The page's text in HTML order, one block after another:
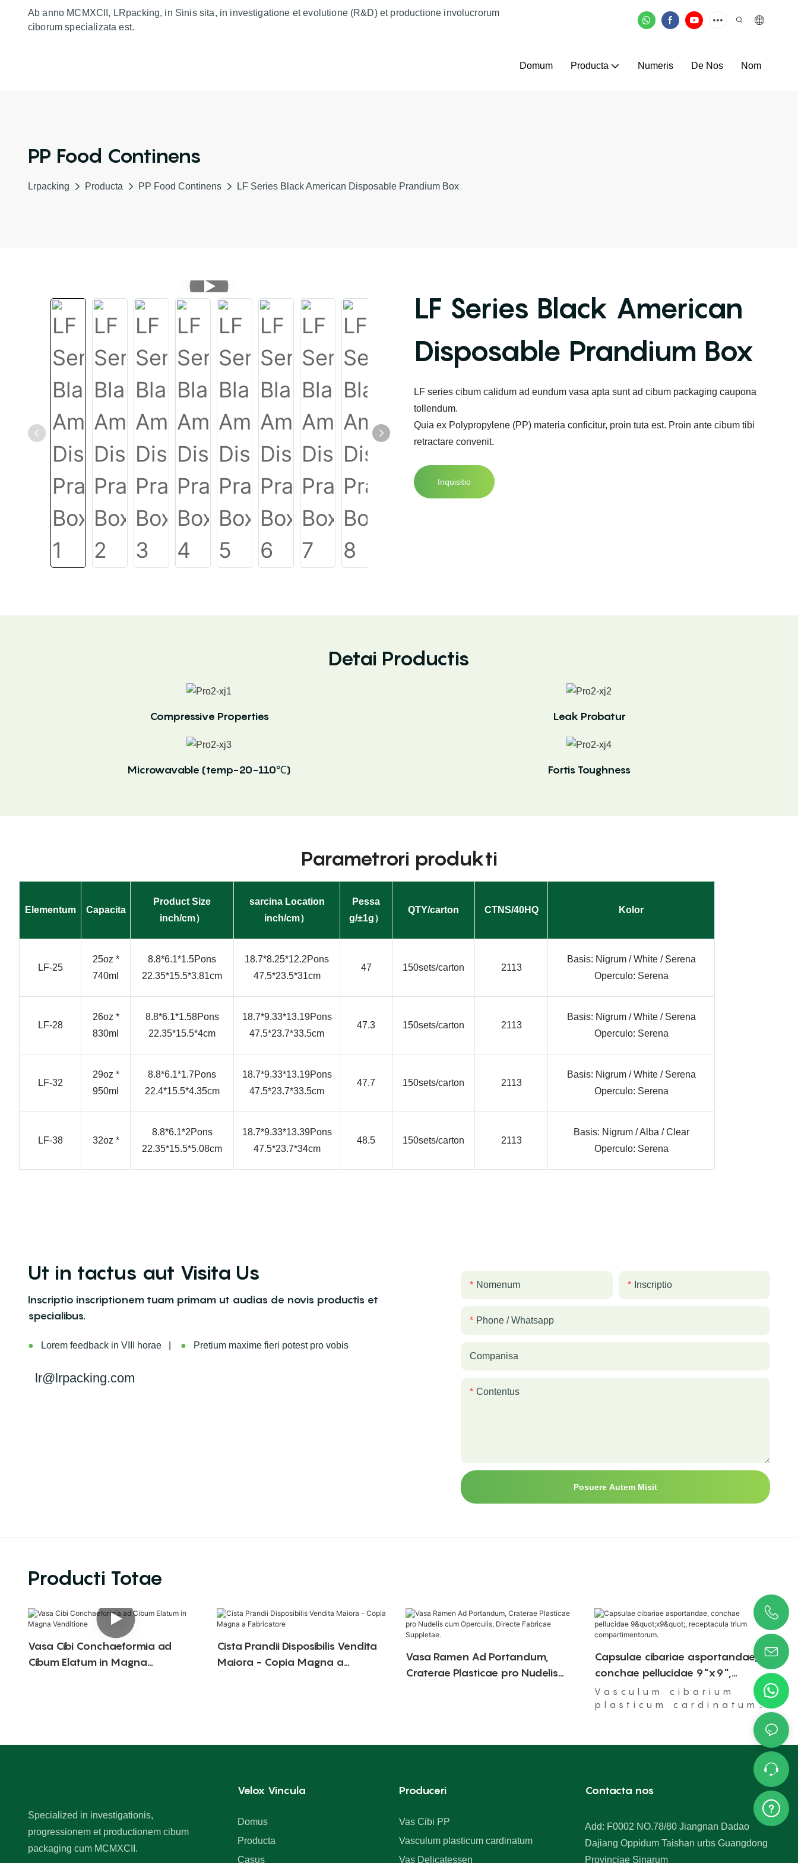
Ab anno MCMXCII, LRpacking, in Sinis sita, in investigatione et evolutione (R&D) et productione involucrorum
ciborum specializata est.
Domum Producta Numeris De Nos Nom
PP Food Continens
Lrpacking Producta PP Food Continens LF Series Black American Disposable Prandium Box
LF Series Black American
Disposable Prandium Box
LF series cibum calidum ad eundum vasa apta sunt ad cibum packaging caupona
tollendum.
Quia ex Polypropylene (PP) materia conficitur, proin tuta est. Proin ante cibum tibi
retractare convenit.
Inquisitio
Detai Productis
Compressive Properties Leak Probatur
Microwavable (temp-20-110℃) Fortis Toughness
Parametrori produkti
Elementum Capacita
Product Size
inch/cm）
sarcina Location
inch/cm）
Pessa
g/±1g）
QTY/carton CTNS/40HQ Kolor
LF-25
25oz *
740ml
8.8*6.1*1.5Pons
22.35*15.5*3.81cm
18.7*8.25*12.2Pons
47.5*23.5*31cm
47 150sets/carton 2113
Basis: Nigrum / White / Serena
Operculo: Serena
LF-28
26oz *
830ml
8.8*6.1*1.58Pons
22.35*15.5*4cm
18.7*9.33*13.19Pons
47.5*23.7*33.5cm
47.3 150sets/carton 2113
Basis: Nigrum / White / Serena
Operculo: Serena
LF-32
29oz *
950ml
8.8*6.1*1.7Pons
22.4*15.5*4.35cm
18.7*9.33*13.19Pons
47.5*23.7*33.5cm
47.7 150sets/carton 2113
Basis: Nigrum / White / Serena
Operculo: Serena
LF-38 32oz *
8.8*6.1*2Pons
22.35*15.5*5.08cm
18.7*9.33*13.39Pons
47.5*23.7*34cm
48.5 150sets/carton 2113
Basis: Nigrum / Alba / Clear
Operculo: Serena
Ut in tactus aut Visita Us
Inscriptio inscriptionem tuam primam ut audias de novis productis et
specialibus.
● Lorem feedback in VIII horae | ● Pretium maxime fieri potest pro vobis
lr@lrpacking.com
Nomenum Inscriptio
Phone / Whatsapp
Companisa
Contentus
Posuere Autem Misit
Producti Totae
Vasa Cibi Conchaeformia ad
Cibum Elatum in Magna
Cista Prandii Disposibilis Vendita
Maiora - Copia Magna a
Vasa Ramen Ad Portandum,
Craterae Plasticae pro Nudelis
Capsulae cibariae asportandae,
conchae pellucidae 9"x9",
receptacula trium
compartimentorum.
Vasculum cibarium
plasticum cardinatum,
aptum.
Specialized in investigationis,
progressionem et productionem cibum
packaging cum MCMXCII.
Velox Vincula
Domus
Producta
Casus
Produceri
Vas Cibi PP
Vasculum plasticum cardinatum
Vas Delicatessen
Contacta nos
Add: F0002 NO.78/80 Jiangnan Dadao
Dajiang Oppidum Taishan urbs Guangdong
Provinciae Sinarum